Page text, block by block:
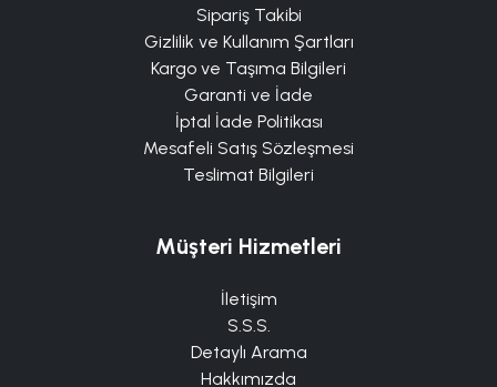
Sipariş Takibi
Gizlilik ve Kullanım Şartları
Kargo ve Taşıma Bilgileri
Garanti ve İade
İptal İade Politikası
Mesafeli Satış Sözleşmesi
Teslimat Bilgileri
Müşteri Hizmetleri
İletişim
S.S.S.
Detaylı Arama
Hakkımızda